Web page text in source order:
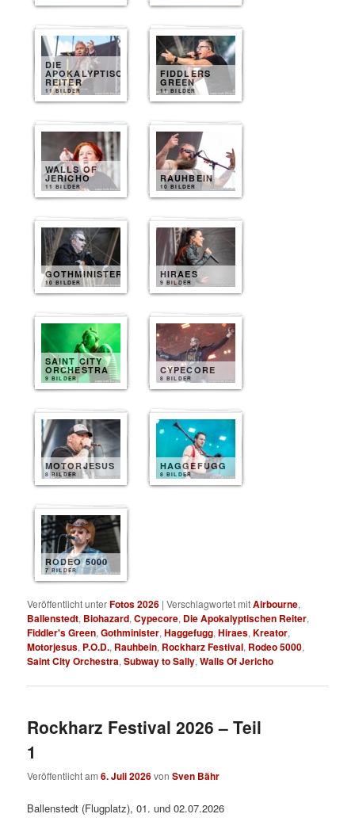
DIE
APOKALYPTISCHEN
REITER
11 BILDER
FIDDLERS
GREEN
11 BILDER
WALLS OF
JERICHO
11 BILDER
RAUHBEIN
10 BILDER
GOTHMINISTER
10 BILDER
HIRAES
9 BILDER
SAINT CITY
ORCHESTRA
9 BILDER
CYPECORE
8 BILDER
MOTORJESUS
8 BILDER
HAGGEFUGG
8 BILDER
RODEO 5000
7 BILDER
Veröffentlicht unterFotos 2026 |Verschlagwortet mitAirbourne,
Ballenstedt, Biohazard,Cypecore, Die Apokalyptischen Reiter,
Fiddler's Green,Gothminister,Haggefugg,Hiraes,Kreator,
Motorjesus, P.O.D., Rauhbein, Rockharz Festival, Rodeo 5000,
Saint City Orchestra,Subway to Sally,Walls Of Jericho
Rockharz Festival 2026 – Teil
1
Veröffentlicht am6. Juli 2026vonSven Bähr
Ballenstedt (Flugplatz), 01. und 02.07.2026